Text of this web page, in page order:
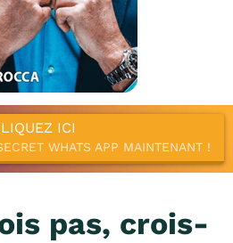
ICI
WHATS APP MAINTENANT !
pas, crois-